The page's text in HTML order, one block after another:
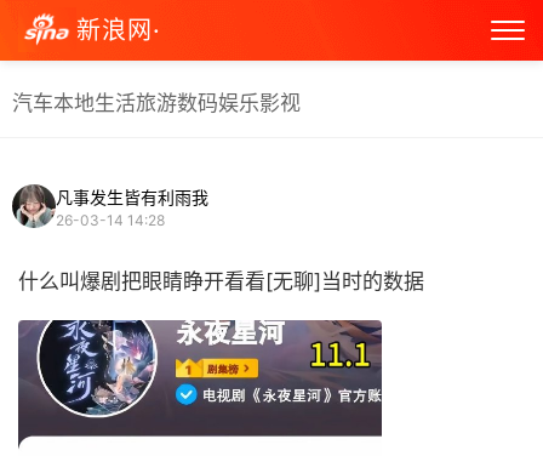
新浪网·
汽车本地生活旅游数码娱乐影视
凡事发生皆有利雨我
26-03-14 14:28
什么叫爆剧把眼睛睁开看看[无聊]当时的数据 ​